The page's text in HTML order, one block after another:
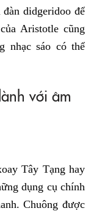
didgeridoo để
Aristotle cũng
nhạc sáo có thể
với âm
Tây Tạng hay
dụng cụ chính
Chuông được